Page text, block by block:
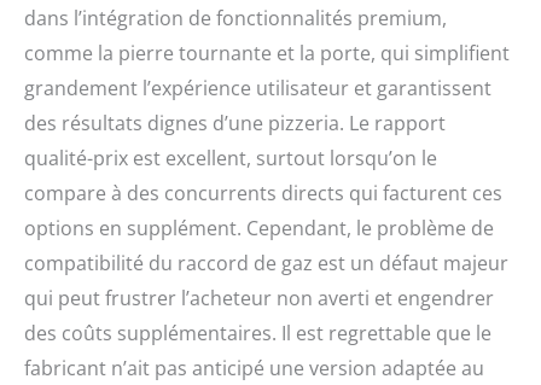
dans l’intégration de fonctionnalités premium,
comme la pierre tournante et la porte, qui simplifient
grandement l’expérience utilisateur et garantissent
des résultats dignes d’une pizzeria. Le rapport
qualité-prix est excellent, surtout lorsqu’on le
compare à des concurrents directs qui facturent ces
options en supplément. Cependant, le problème de
compatibilité du raccord de gaz est un défaut majeur
qui peut frustrer l’acheteur non averti et engendrer
des coûts supplémentaires. Il est regrettable que le
fabricant n’ait pas anticipé une version adaptée au